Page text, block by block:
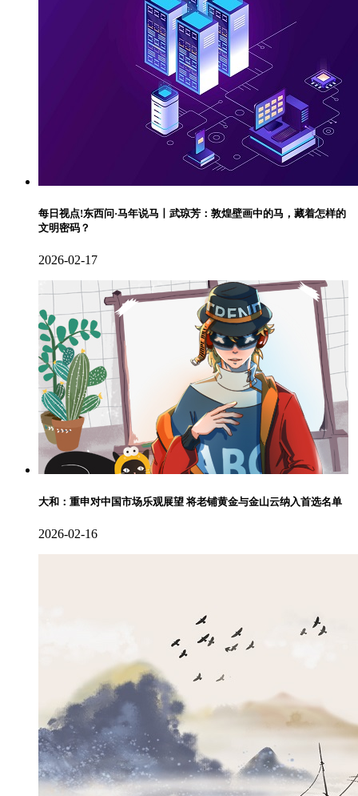
每日视点!东西问·马年说马丨武琼芳：敦煌壁画中的马，藏着怎样的
文明密码？
2026-02-17
大和：重申对中国市场乐观展望 将老铺黄金与金山云纳入首选名单
2026-02-16